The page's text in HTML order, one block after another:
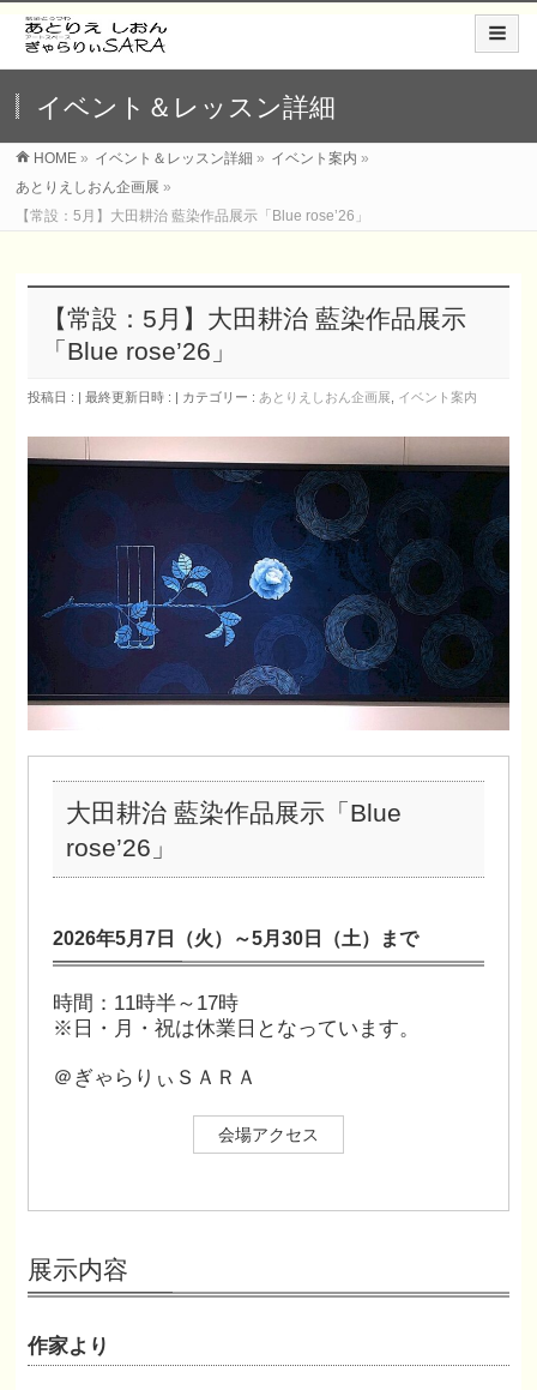
イベント＆レッスン詳細
HOME » イベント＆レッスン詳細 » イベント案内 »
あとりえしおん企画展 »
【常設：5月】大田耕治 藍染作品展示「Blue rose’26」
【常設：5月】大田耕治 藍染作品展示
「Blue rose’26」
投稿日 : 最終更新日時 : カテゴリー : あとりえしおん企画展 イベント案内
大田耕治 藍染作品展示「Blue
rose’26」
2026年5月7 日 （火）～5月30日（土）まで
時間：11時半～17時
※日・月・祝は休業日となっています。
＠ぎゃらりぃＳＡＲＡ
会場アクセス
展示内容
作家より